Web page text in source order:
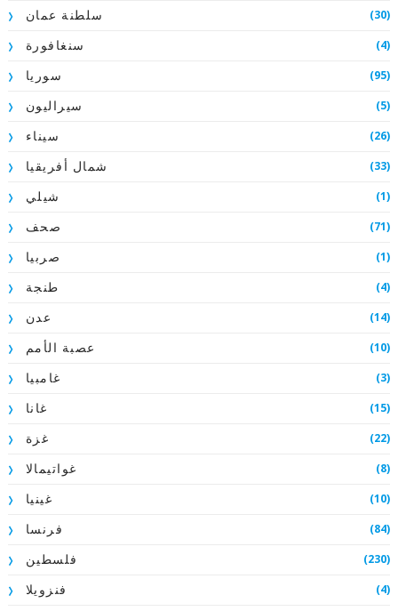
سلطنة عمان (30)
سنغافورة (4)
سوريا (95)
سيراليون (5)
سيناء (26)
شمال أفريقيا (33)
شيلي (1)
صحف (71)
صربيا (1)
طنجة (4)
عدن (14)
عصبة الأمم (10)
غامبيا (3)
غانا (15)
غزة (22)
غواتيمالا (8)
غينيا (10)
فرنسا (84)
فلسطين (230)
فنزويلا (4)